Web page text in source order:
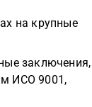
на крупные
заключения,
ИСО 9001,